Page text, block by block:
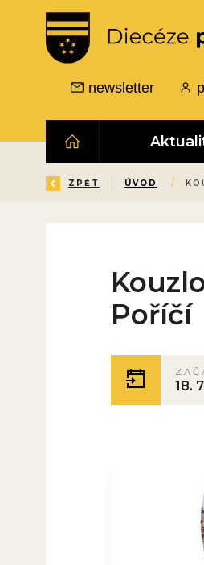
newsletter
ZPĚT ÚVOD /
Poříčí
18.